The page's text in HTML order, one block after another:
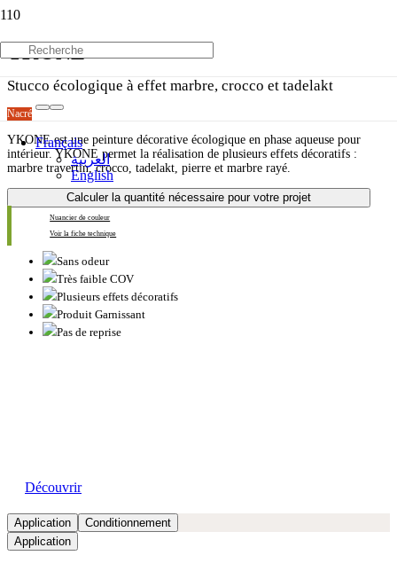
Français
العربية
English
YKONE
Stucco écologique à effet marbre, crocco et tadelakt
Nacré
YKONE est une peinture décorative écologique en phase aqueuse pour
intérieur. YKONE permet la réalisation de plusieurs effets décoratifs :
marbre travertin, crocco, tadelakt, pierre et marbre rayé.
Calculer la quantité nécessaire pour votre projet
Nuancier de couleur
Voir la fiche technique
Sans odeur
Très faible COV
Plusieurs effets décoratifs
Produit Garnissant
Pas de reprise
Découvrir
Application
Conditionnement
Application